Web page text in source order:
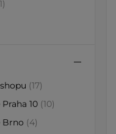
(17)
10 (10)
Brno (4)